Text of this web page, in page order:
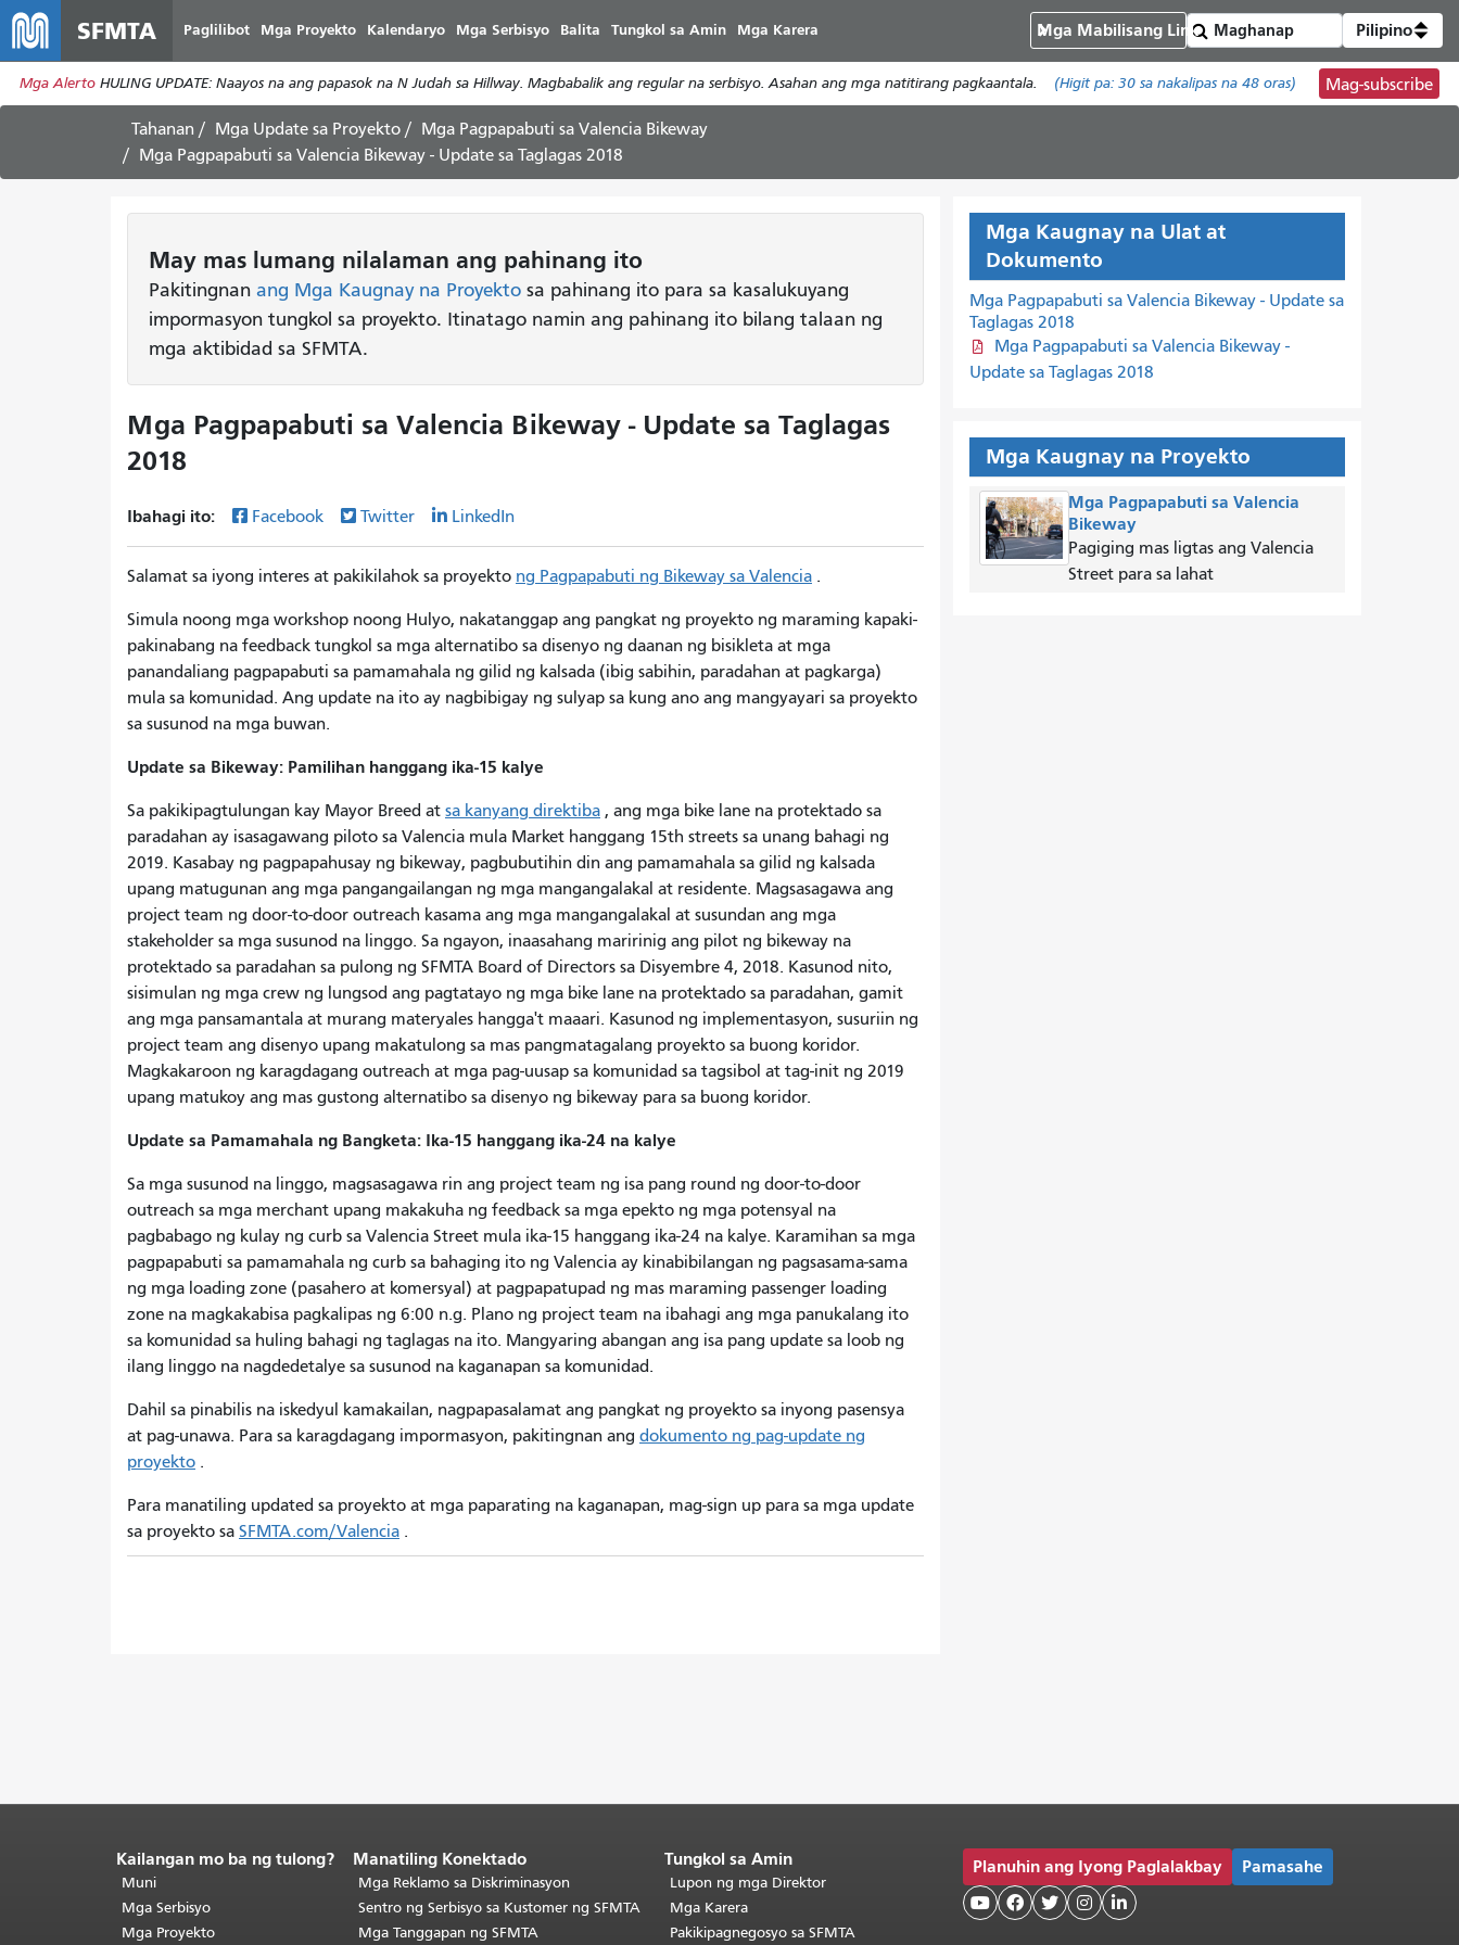
ang
pangunahing
nilalaman
SFMTA Paglilibot Mga Proyekto Kalendaryo Mga Serbisyo Balita Tungkol sa Amin Mga Karera Mga Mabilisang Link Pilipino
Mga Alerto HULING UPDATE: Naayos na ang papasok na N Judah sa Hillway. Magbabalik ang regular na serbisyo. Asahan ang mga natitirang pagkaantala. (Higit pa: 30 sa nakalipas na 48 oras) Mag-subscribe
Tahanan Mga Update sa Proyekto
Mga Pagpapabuti sa Valencia Bikeway
Mga Pagpapabuti sa Valencia Bikeway - Update sa Taglagas 2018
May mas lumang nilalaman ang pahinang ito
Pakitingnan ang Mga Kaugnay na Proyekto sa pahinang ito para sa kasalukuyang
impormasyon tungkol sa proyekto. Itinatago namin ang pahinang ito bilang talaan ng
mga aktibidad sa SFMTA.
Mga Pagpapabuti sa Valencia Bikeway - Update sa Taglagas
2018
Ibahagi ito: Facebook Twitter LinkedIn
Salamat sa iyong interes at pakikilahok sa proyekto ng Pagpapabuti ng Bikeway sa Valencia .
Simula noong mga workshop noong Hulyo, nakatanggap ang pangkat ng proyekto ng maraming kapaki-
pakinabang na feedback tungkol sa mga alternatibo sa disenyo ng daanan ng bisikleta at mga
panandaliang pagpapabuti sa pamamahala ng gilid ng kalsada (ibig sabihin, paradahan at pagkarga)
mula sa komunidad. Ang update na ito ay nagbibigay ng sulyap sa kung ano ang mangyayari sa proyekto
sa susunod na mga buwan.
Update sa Bikeway: Pamilihan hanggang ika-15 kalye
Sa pakikipagtulungan kay Mayor Breed at sa kanyang direktiba , ang mga bike lane na protektado sa
paradahan ay isasagawang piloto sa Valencia mula Market hanggang 15th streets sa unang bahagi ng
2019. Kasabay ng pagpapahusay ng bikeway, pagbubutihin din ang pamamahala sa gilid ng kalsada
upang matugunan ang mga pangangailangan ng mga mangangalakal at residente. Magsasagawa ang
project team ng door-to-door outreach kasama ang mga mangangalakal at susundan ang mga
stakeholder sa mga susunod na linggo. Sa ngayon, inaasahang maririnig ang pilot ng bikeway na
protektado sa paradahan sa pulong ng SFMTA Board of Directors sa Disyembre 4, 2018. Kasunod nito,
sisimulan ng mga crew ng lungsod ang pagtatayo ng mga bike lane na protektado sa paradahan, gamit
ang mga pansamantala at murang materyales hangga't maaari. Kasunod ng implementasyon, susuriin ng
project team ang disenyo upang makatulong sa mas pangmatagalang proyekto sa buong koridor.
Magkakaroon ng karagdagang outreach at mga pag-uusap sa komunidad sa tagsibol at tag-init ng 2019
upang matukoy ang mas gustong alternatibo sa disenyo ng bikeway para sa buong koridor.
Update sa Pamamahala ng Bangketa: Ika-15 hanggang ika-24 na kalye
Sa mga susunod na linggo, magsasagawa rin ang project team ng isa pang round ng door-to-door
outreach sa mga merchant upang makakuha ng feedback sa mga epekto ng mga potensyal na
pagbabago ng kulay ng curb sa Valencia Street mula ika-15 hanggang ika-24 na kalye. Karamihan sa mga
pagpapabuti sa pamamahala ng curb sa bahaging ito ng Valencia ay kinabibilangan ng pagsasama-sama
ng mga loading zone (pasahero at komersyal) at pagpapatupad ng mas maraming passenger loading
zone na magkakabisa pagkalipas ng 6:00 n.g. Plano ng project team na ibahagi ang mga panukalang ito
sa komunidad sa huling bahagi ng taglagas na ito. Mangyaring abangan ang isa pang update sa loob ng
ilang linggo na nagdedetalye sa susunod na kaganapan sa komunidad.
Dahil sa pinabilis na iskedyul kamakailan, nagpapasalamat ang pangkat ng proyekto sa inyong pasensya
at pag-unawa. Para sa karagdagang impormasyon, pakitingnan ang dokumento ng pag-update ng
proyekto .
Para manatiling updated sa proyekto at mga paparating na kaganapan, mag-sign up para sa mga update
sa proyekto sa SFMTA.com/Valencia .
Mga Kaugnay na Ulat at
Dokumento
Mga Pagpapabuti sa Valencia Bikeway - Update sa
Taglagas 2018
Mga Pagpapabuti sa Valencia Bikeway -
Update sa Taglagas 2018
Mga Kaugnay na Proyekto
Mga Pagpapabuti sa Valencia
Bikeway
Pagiging mas ligtas ang Valencia
Street para sa lahat
Katapusan
ng
nilalaman
ng
Kailangan mo ba ng tulong?
Muni
Mga Serbisyo
Mga Proyekto
Manatiling Konektado
Mga Reklamo sa Diskriminasyon
Sentro ng Serbisyo sa Kustomer ng SFMTA
Mga Tanggapan ng SFMTA
Tungkol sa Amin
Lupon ng mga Direktor
Mga Karera
Pakikipagnegosyo sa SFMTA
Planuhin ang Iyong Paglalakbay Pamasahe
    